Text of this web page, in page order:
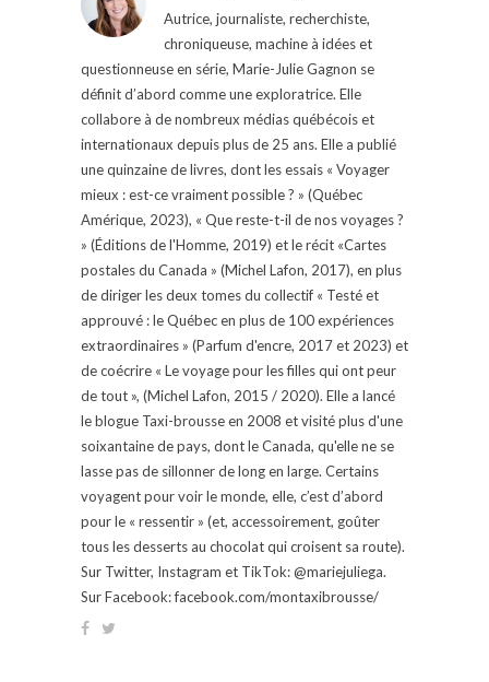
Autrice, journaliste, recherchiste,
chroniqueuse, machine à idées et
questionneuse en série, Marie-Julie Gagnon se
définit d’abord comme une exploratrice. Elle
collabore à de nombreux médias québécois et
internationaux depuis plus de 25 ans. Elle a publié
une quinzaine de livres, dont les essais « Voyager
mieux : est-ce vraiment possible ? » (Québec
Amérique, 2023), « Que reste-t-il de nos voyages ?
» (Éditions de l'Homme, 2019) et le récit «Cartes
postales du Canada » (Michel Lafon, 2017), en plus
de diriger les deux tomes du collectif « Testé et
approuvé : le Québec en plus de 100 expériences
extraordinaires » (Parfum d'encre, 2017 et 2023) et
de coécrire « Le voyage pour les filles qui ont peur
de tout », (Michel Lafon, 2015 / 2020). Elle a lancé
le blogue Taxi-brousse en 2008 et visité plus d'une
soixantaine de pays, dont le Canada, qu'elle ne se
lasse pas de sillonner de long en large. Certains
voyagent pour voir le monde, elle, c’est d’abord
pour le « ressentir » (et, accessoirement, goûter
tous les desserts au chocolat qui croisent sa route).
Sur Twitter, Instagram et TikTok: @mariejuliega.
Sur Facebook: facebook.com/montaxibrousse/